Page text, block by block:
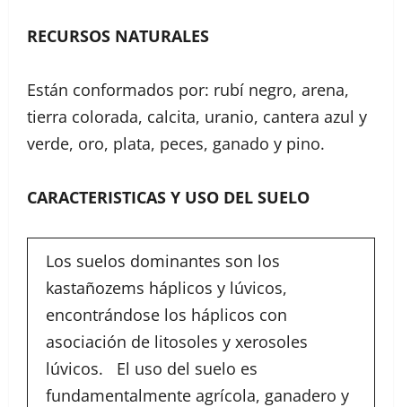
RECURSOS NATURALES
Están conformados por: rubí negro, arena,
tierra colorada, calcita, uranio, cantera azul y
verde, oro, plata, peces, ganado y pino.
CARACTERISTICAS Y USO DEL SUELO
Los suelos dominantes son los
kastañozems háplicos y lúvicos,
encontrándose los háplicos con
asociación de litosoles y xerosoles
lúvicos. El uso del suelo es
fundamentalmente agrícola, ganadero y